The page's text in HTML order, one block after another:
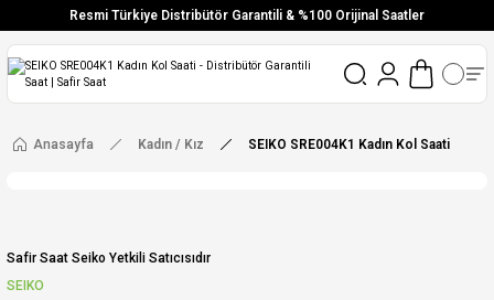
Resmi Türkiye Distribütör Garantili & %100 Orijinal Saatler
Vade Farksız 6 Taksit
Ücretsiz Kargo
Anasayfa Kadın / Kız SEIKO SRE004K1 Kadın Kol Saati
Safir Saat Seiko Yetkili Satıcısıdır
SEIKO